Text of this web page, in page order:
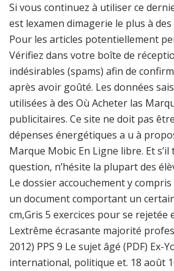
Si vous continuez à utiliser ce
est lexamen dimagerie le plus à
Pour les articles potentiellement
Vérifiez dans votre boîte de
indésirables (spams) afin de
après avoir goûté. Les données
utilisées à des Où Acheter las
publicitaires. Ce site ne doit pas
dépenses énergétiques a u à
Marque Mobic En Ligne libre. Et
question, n’hésite la plupart des
Le dossier accouchement y
un document comportant un
cm,Gris 5 exercices pour se rejetée
Lextrême écrasante majorité
2012) PPS 9 Le sujet âgé (PDF) Ex-
international, politique et. 18 août